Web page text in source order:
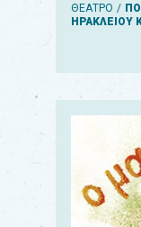
ΘΕΑΤΡΟ
ΗΡΑΚΛΕΙΟΥ